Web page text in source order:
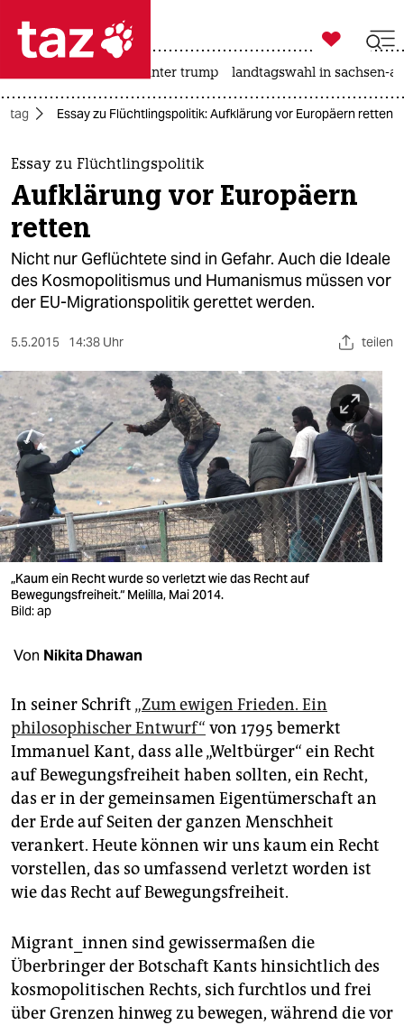
 taz zahl ich
taz zahl ich
themen
politik
öko
gesellschaft
sport
berlin
nord
wahrheit
verlag
verlag
veranstaltungen
unterstützen
abo
genossenschaft
epaper login

taz zahl ich
usa unter trump landtagswahl in sachsen-
Essay zu Flüchtlingspolitik: Aufklärung vor Europäern retten
Essay zu Flüchtlingspolitik
Aufklärung vor Europäern
retten
Nicht nur Geflüchtete sind in Gefahr. Auch die Ideale
des Kosmopolitismus und Humanismus müssen vor
der EU-Migrationspolitik gerettet werden.
5.5.2015 14:38 Uhr teilen
„Kaum ein Recht wurde so verletzt wie das Recht auf
Bewegungsfreiheit.“ Melilla, Mai 2014.
Bild: ap
Von Nikita Dhawan
In seiner Schrift „Zum ewigen Frieden. Ein
philosophischer Entwurf“ von 1795 bemerkt
Immanuel Kant, dass alle „Weltbürger“ ein Recht
auf Bewegungsfreiheit haben sollten, ein Recht,
das er in der gemeinsamen Eigentümerschaft an
der Erde auf Seiten der ganzen Menschheit
verankert. Heute können wir uns kaum ein Recht
vorstellen, das so umfassend verletzt worden ist
wie das Recht auf Bewegungsfreiheit.
Migrant_innen sind gewissermaßen die
Überbringer der Botschaft Kants hinsichtlich des
kosmopolitischen Rechts, sich furchtlos und frei
über Grenzen hinweg zu bewegen, während die vor